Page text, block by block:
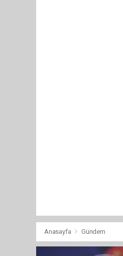
Anasayfa Gündem